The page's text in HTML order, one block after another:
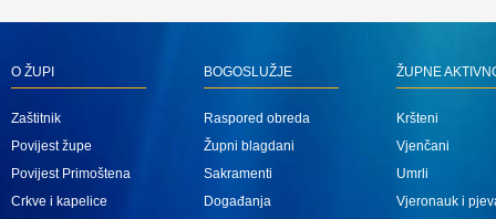
O ŽUPI
Zaštitnik
Povijest župe
Povijest Primoštena
Crkve i kapelice
BOGOSLUŽJE
Raspored obreda
Župni blagdani
Sakramenti
Događanja
ŽUPNE
Kršteni
Vjenčani
Umrli
Vjeronauk i